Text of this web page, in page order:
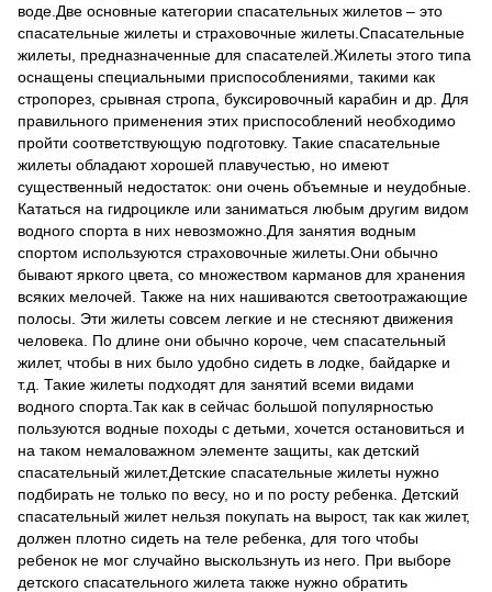
воде.Две основные категории спасательных жилетов – это
спасательные жилеты и страховочные жилеты.Спасательные
жилеты, предназначенные для спасателей.Жилеты этого типа
оснащены специальными приспособлениями, такими как
стропорез, срывная стропа, буксировочный карабин и др. Для
правильного применения этих приспособлений необходимо
пройти соответствующую подготовку. Такие спасательные
жилеты обладают хорошей плавучестью, но имеют
существенный недостаток: они очень объемные и неудобные.
Кататься на гидроцикле или заниматься любым другим видом
водного спорта в них невозможно.Для занятия водным
спортом используются страховочные жилеты.Они обычно
бывают яркого цвета, со множеством карманов для хранения
всяких мелочей. Также на них нашиваются светоотражающие
полосы. Эти жилеты совсем легкие и не стесняют движения
человека. По длине они обычно короче, чем спасательный
жилет, чтобы в них было удобно сидеть в лодке, байдарке и
т.д. Такие жилеты подходят для занятий всеми видами
водного спорта.Так как в сейчас большой популярностью
пользуются водные походы с детьми, хочется остановиться и
на таком немаловажном элементе защиты, как детский
спасательный жилет.Детские спасательные жилеты нужно
подбирать не только по весу, но и по росту ребенка. Детский
спасательный жилет нельзя покупать на вырост, так как жилет,
должен плотно сидеть на теле ребенка, для того чтобы
ребенок не мог случайно выскользнуть из него. При выборе
детского спасательного жилета также нужно обратить